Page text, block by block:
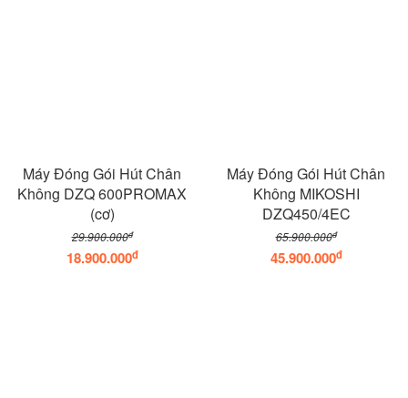
Máy Đóng Gói Hút Chân
Không DZQ 600PROMAX
(cơ)
29.900.000đ
18.900.000đ
Máy Đóng Gói Hút Chân
Không MIKOSHI
DZQ450/4EC
65.900.000đ
45.900.000đ